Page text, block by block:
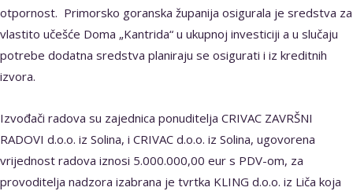
otpornost. Primorsko goranska županija osigurala je sredstva za
vlastito učešće Doma „Kantrida“ u ukupnoj investiciji a u slučaju
potrebe dodatna sredstva planiraju se osigurati i iz kreditnih
izvora.
Izvođači radova su zajednica ponuditelja CRIVAC ZAVRŠNI
RADOVI d.o.o. iz Solina, i CRIVAC d.o.o. iz Solina, ugovorena
vrijednost radova iznosi 5.000.000,00 eur s PDV-om, za
provoditelja nadzora izabrana je tvrtka KLING d.o.o. iz Liča koja